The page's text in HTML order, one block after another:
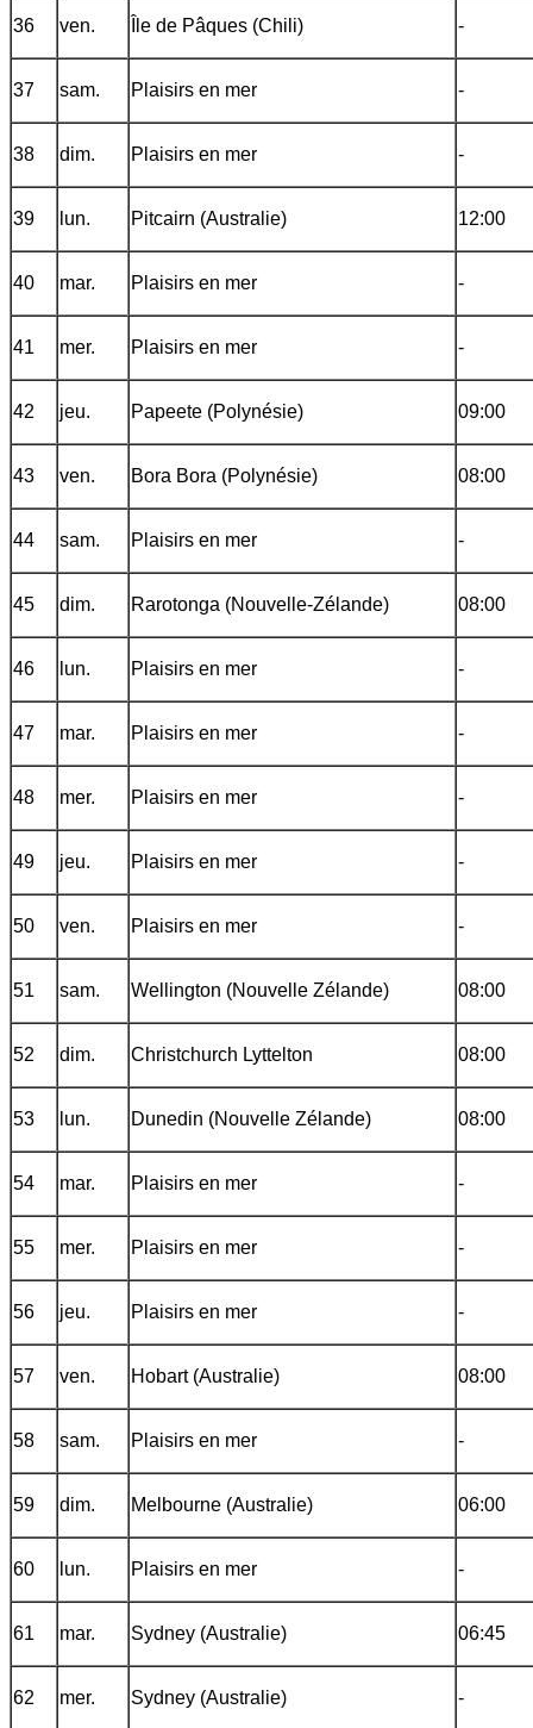
36 ven. Île de Pâques (Chili) -
37 sam. Plaisirs en mer -
38 dim. Plaisirs en mer -
39 lun. Pitcairn (Australie) 12:00
40 mar. Plaisirs en mer -
41 mer. Plaisirs en mer -
42 jeu. Papeete (Polynésie) 09:00
43 ven. Bora Bora (Polynésie) 08:00
44 sam. Plaisirs en mer -
45 dim. Rarotonga (Nouvelle-Zélande) 08:00
46 lun. Plaisirs en mer -
47 mar. Plaisirs en mer -
48 mer. Plaisirs en mer -
49 jeu. Plaisirs en mer -
50 ven. Plaisirs en mer -
51 sam. Wellington (Nouvelle Zélande) 08:00
52 dim. Christchurch Lyttelton 08:00
53 lun. Dunedin (Nouvelle Zélande) 08:00
54 mar. Plaisirs en mer -
55 mer. Plaisirs en mer -
56 jeu. Plaisirs en mer -
57 ven. Hobart (Australie) 08:00
58 sam. Plaisirs en mer -
59 dim. Melbourne (Australie) 06:00
60 lun. Plaisirs en mer -
61 mar. Sydney (Australie) 06:45
62 mer. Sydney (Australie) -